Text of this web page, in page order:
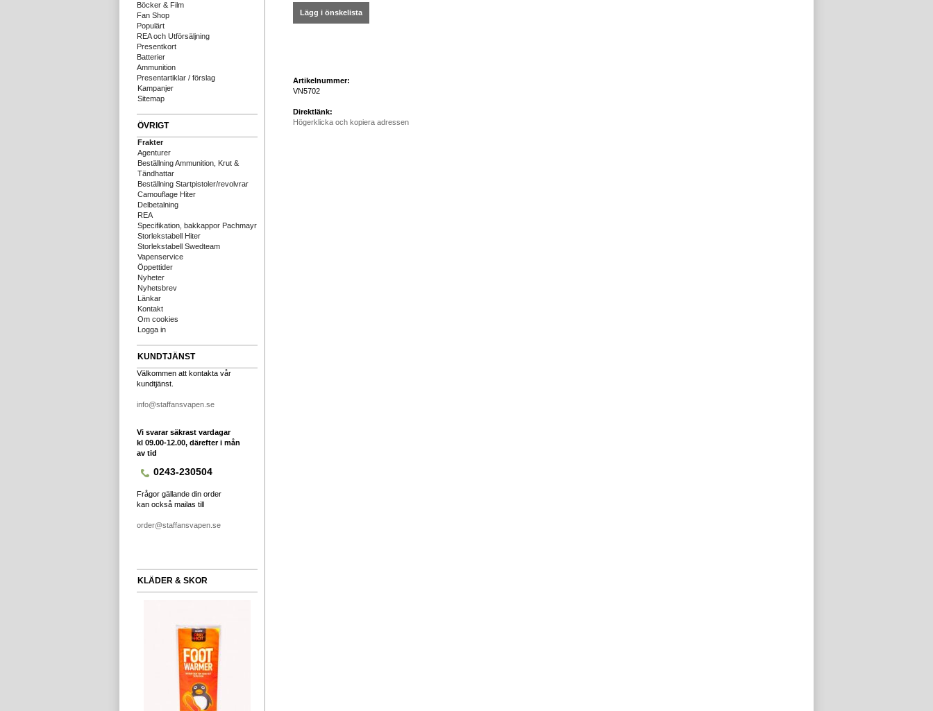
Böcker & Film
Fan Shop
Populärt
REA och Utförsäljning
Presentkort
Batterier
Ammunition
Presentartiklar / förslag
Kampanjer
Sitemap
ÖVRIGT
Frakter
Agenturer
Beställning Ammunition, Krut &
Tändhattar
Beställning Startpistoler/revolvrar
Camouflage Hiter
Delbetalning
REA
Specifikation, bakkappor Pachmayr
Storlekstabell Hiter
Storlekstabell Swedteam
Vapenservice
Öppettider
Nyheter
Nyhetsbrev
Länkar
Kontakt
Om cookies
Logga in
KUNDTJÄNST
Välkommen att kontakta vår
kundtjänst.
info@staffansvapen.se
Vi svarar säkrast vardagar
kl 09.00-12.00, därefter i mån
av tid
0243-230504
Frågor gällande din order
kan också mailas till
order@staffansvapen.se
KLÄDER & SKOR
Lägg i önskelista
Artikelnummer:
VN5702
Direktlänk:
Högerklicka och kopiera adressen